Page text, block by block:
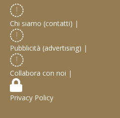
Chi siamo (contatti) |
Pubblicità (advertising) |
Collabora con noi |
Privacy Policy